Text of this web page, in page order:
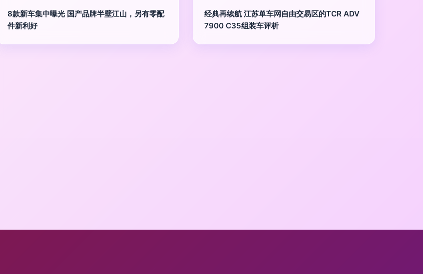
8款新车集中曝光 国产品牌半壁江山，另有零配
件新利好
经典再续航 江苏单车网自由交易区的TCR ADV
7900 C35组装车评析